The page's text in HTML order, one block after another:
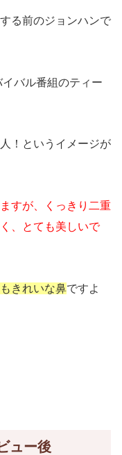
る前のジョンハンで
バル番組のティー
！というイメージが
すが、くっきり二重
、とても美しいで
きれいな鼻ですよ
ュー後